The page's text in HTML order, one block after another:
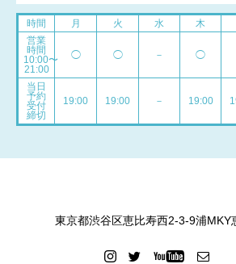
時間 月 火 水 木
営業
時間
10:00〜
21:00
◯ ◯ － ◯
当日
予約
受付
締切
19:00 19:00 － 19:00
東京都渋谷区恵比寿西2-3-9浦MKY